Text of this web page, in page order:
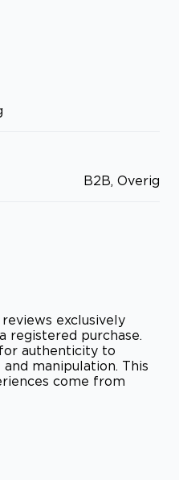
B2B, Overig
exclusively
registered purchase.
authenticity to
manipulation. This
come from